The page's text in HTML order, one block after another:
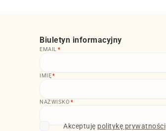
Biuletyn informacyjny
EMAIL *
IMIĘ*
NAZWISKO *
Akceptuję politykę prywatności